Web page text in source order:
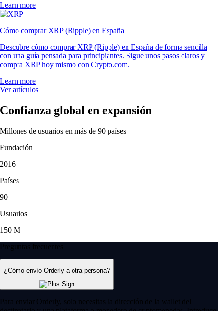
Learn more
Cómo comprar XRP (Ripple) en España
Descubre cómo comprar XRP (Ripple) en España de forma sencilla
con una guía pensada para principiantes. Sigue unos pasos claros y
compra XRP hoy mismo con Crypto.com.
Learn more
Ver artículos
Confianza global en expansión
Millones de usuarios en más de 90 países
Fundación
2016
Países
90
Usuarios
150 M
Preguntas frecuentes
¿Cómo envío Orderly a otra persona?
Para enviar Orderly, solo necesitas la dirección de la wallet del